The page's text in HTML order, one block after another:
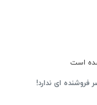
است
ای ندارد!